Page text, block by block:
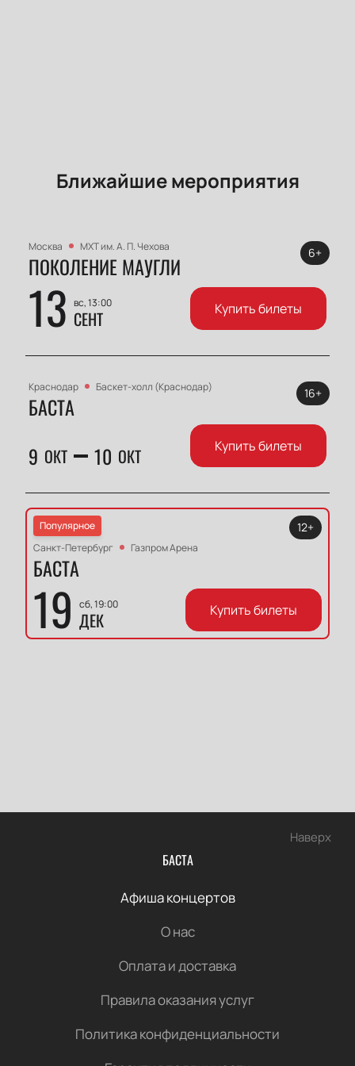
Ближайшие мероприятия
Москва МХТ им. А. П. Чехова
ПОКОЛЕНИЕ МАУГЛИ
13 вс, 13:00
СЕНТ
6+
Купить билеты
Краснодар Баскет-холл (Краснодар)
БАСТА
9 ОКТ 10 ОКТ
16+
Купить билеты
Популярное
Санкт-Петербург
Газпром Арена
БАСТА
19 сб, 19:00
ДЕК
12+
Купить билеты
Наверх
БАСТА
Афиша концертов
О нас
Оплата и доставка
Правила оказания услуг
Политика конфиденциальности